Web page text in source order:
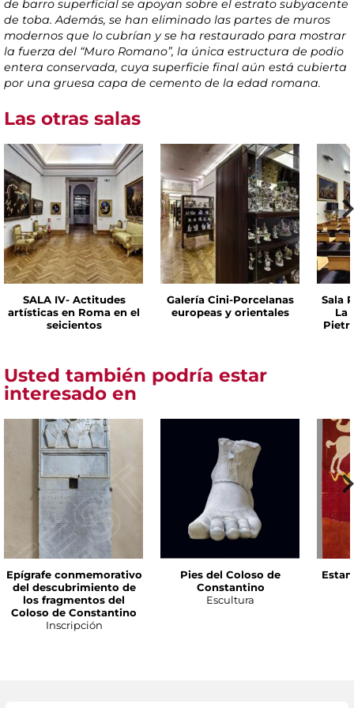
de barro superficial se apoyan sobre el estrato subyacente
de toba. Además, se han eliminado las partes de muros
modernos que lo cubrían y se ha restaurado para mostrar
la fuerza del “Muro Romano”, la única estructura de podio
entera conservada, cuya superficie final aún está cubierta
por una gruesa capa de cemento de la edad romana.
Las otras salas
SALA IV- Actitudes
artísticas en Roma en el
seicientos
Galería Cini-Porcelanas
europeas y orientales
Sala
La
Usted también podría estar
interesado en
Epígrafe conmemorativo
del descubrimiento de
los fragmentos del
Coloso de Constantino
Inscripción
Pies del Coloso de
Constantino
Escultura